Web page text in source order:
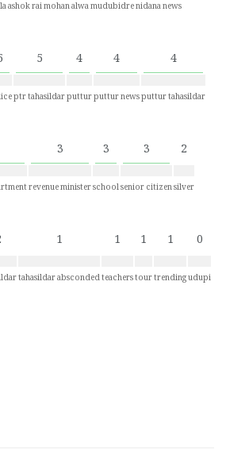
ashok raimohan alwamudubidrenidana news
5
ptr tahasildar
4
puttur
4
puttur news
4
puttur tahasildar
3
revenue minister
3
school
3
senior citizen
2
silver
1
tahasildar absconded
1
teachers
1
tour
1
trending
0
udupi